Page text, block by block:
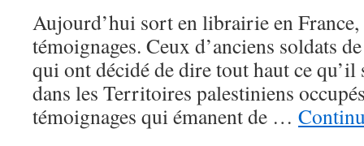
Aujourd’hui sort en librairie en
témoignages. Ceux d’anciens soldats
qui ont décidé de dire tout haut ce qu’il
dans les Territoires palestiniens
témoignages qui émanent de …